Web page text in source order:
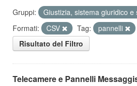
Gruppi:
Giustizia, sistema giuridico
Formati:
CSV Tag: pannelli
Risultato del Filtro
Telecamere e Pannelli